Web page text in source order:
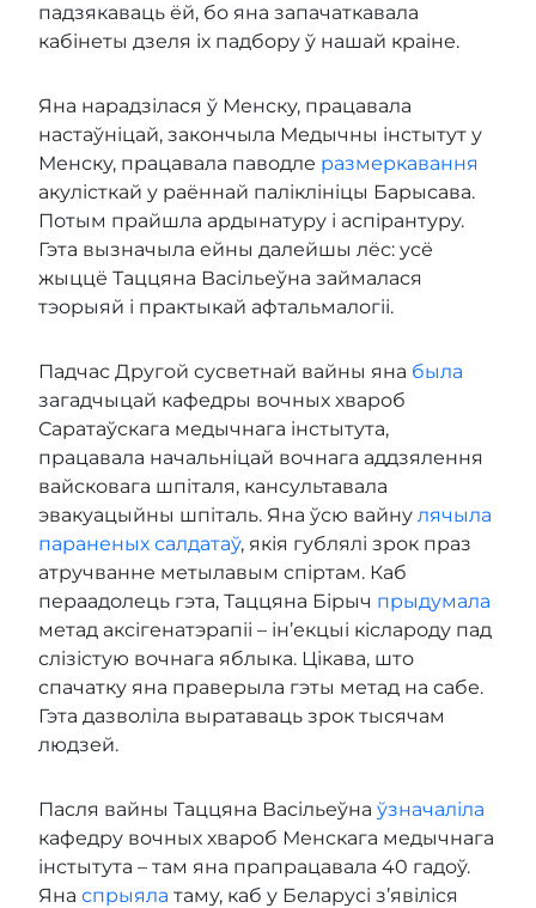
падзякаваць ёй, бо яна запачаткавала
кабінеты дзеля іх падбору ў нашай краіне.
Яна нарадзілася ў Менску, працавала
настаўніцай, закончыла Медычны інстытут у
Менску, працавала паводле размеркавання
акулісткай у раённай паліклініцы Барысава.
Потым прайшла ардынатуру і аспірантуру.
Гэта вызначыла ейны далейшы лёс: усё
жыццё Таццяна Васільеўна займалася
тэорыяй і практыкай афтальмалогіі.
Падчас Другой сусветнай вайны яна была
загадчыцай кафедры вочных хвароб
Саратаўскага медычнага інстытута,
працавала начальніцай вочнага аддзялення
вайсковага шпіталя, кансультавала
эвакуацыйны шпіталь. Яна ўсю вайну лячыла
параненых салдатаў, якія гублялі зрок праз
атручванне метылавым спіртам. Каб
пераадолець гэта, Таццяна Бірыч прыдумала
метад аксігенатэрапіі – ін’екцыі кіслароду пад
слізістую вочнага яблыка. Цікава, што
спачатку яна праверыла гэты метад на сабе.
Гэта дазволіла выратаваць зрок тысячам
людзей.
Пасля вайны Таццяна Васільеўна ўзначаліла
кафедру вочных хвароб Менскага медычнага
інстытута – там яна прапрацавала 40 гадоў.
Яна спрыяла таму, каб у Беларусі з’явіліся